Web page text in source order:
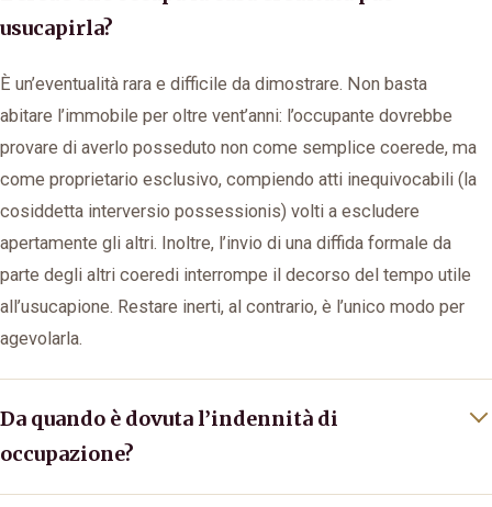
usucapirla?
È un’eventualità rara e difficile da dimostrare. Non basta
abitare l’immobile per oltre vent’anni: l’occupante dovrebbe
provare di averlo posseduto non come semplice coerede, ma
come proprietario esclusivo, compiendo atti inequivocabili (la
cosiddetta interversio possessionis) volti a escludere
apertamente gli altri. Inoltre, l’invio di una diffida formale da
parte degli altri coeredi interrompe il decorso del tempo utile
all’usucapione. Restare inerti, al contrario, è l’unico modo per
agevolarla.
Da quando è dovuta l’indennità di
occupazione?